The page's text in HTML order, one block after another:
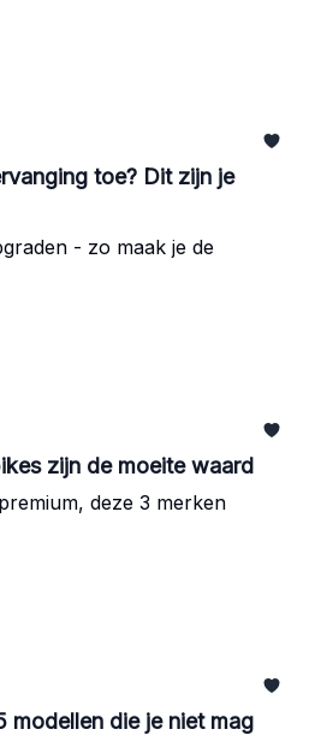
toe? Dit zijn je
- zo maak je de
zijn de moeite waard
deze 3 merken
modellen die je niet mag